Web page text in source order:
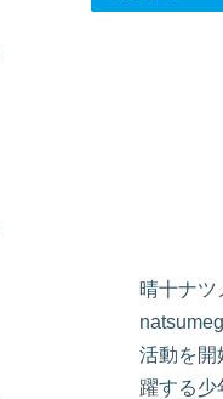
晴十ナツ
活動を
躍する少